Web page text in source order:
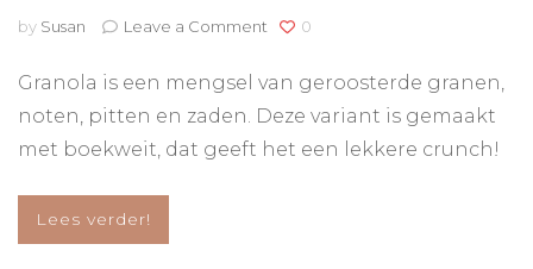
by Susan Leave a Comment on
0
Granola is een mengsel van geroosterde granen,
noten, pitten en zaden. Deze variant is gemaakt
met boekweit, dat geeft het een lekkere crunch!
Lees verder!